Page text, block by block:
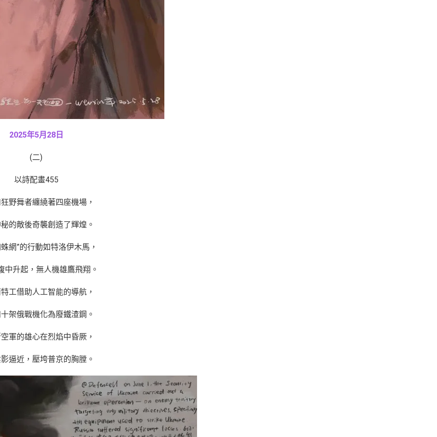
2025年5月28日
(二)
以詩配畫455
野舞者纏繞著四座機場，
的敵後奇襲創造了輝煌。
網”的行動如特洛伊木馬，
中升起，無人機雄鷹飛翔。
工借助人工智能的導航，
架俄戰機化為廢鐵渣鋼。
軍的雄心在烈焰中昏厥，
逼近，壓垮普京的胸膛。